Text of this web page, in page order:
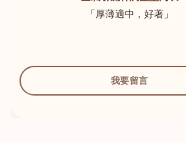
「厚薄適中，好著」
我要留言